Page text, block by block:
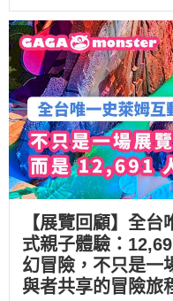
【展覽回顧】全
式親子體驗：
幻冒險，不只是一
與者共享的冒險旅